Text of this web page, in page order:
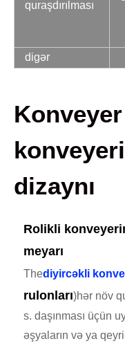
quraşdırılması
digər
dizaynı
Rolikli
meyarı
Thediyircəkli
rulonları)hər növ
s. daşınması üçün
əşyaların və ya